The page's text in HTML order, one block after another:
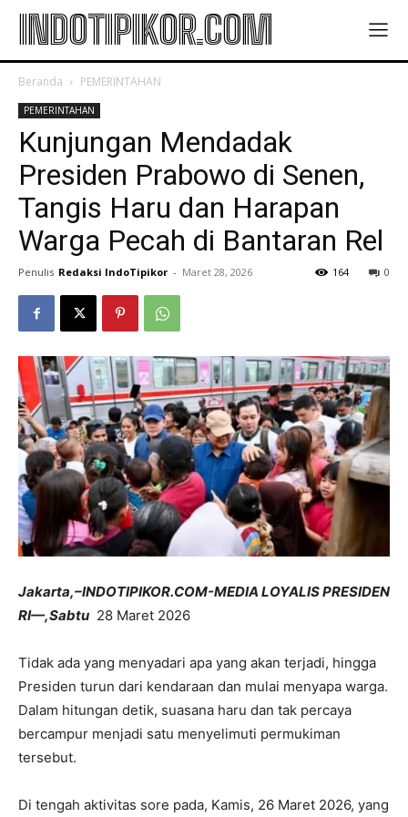
INDOTIPIKOR.COM
Beranda PEMERINTAHAN
PEMERINTAHAN
Kunjungan Mendadak
Presiden Prabowo di Senen,
Tangis Haru dan Harapan
Warga Pecah di Bantaran Rel
Penulis Redaksi IndoTipikor - Maret 28, 2026 0
164
Jakarta,–INDOTIPIKOR.COM-MEDIA LOYALIS PRESIDEN
RI—,Sabtu 28 Maret 2026
Tidak ada yang menyadari apa yang akan terjadi, hingga
Presiden turun dari kendaraan dan mulai menyapa warga.
Dalam hitungan detik, suasana haru dan tak percaya
bercampur menjadi satu menyelimuti permukiman
tersebut.
Di tengah aktivitas sore pada, Kamis, 26 Maret 2026, yang